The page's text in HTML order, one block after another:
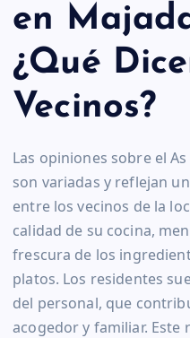
en
¿Qué
Vecinos?
Las opiniones sobre el
son variadas y reflejan
entre los vecinos de la
calidad de su cocina,
frescura de los
platos. Los residentes
del personal, que
acogedor y familiar.